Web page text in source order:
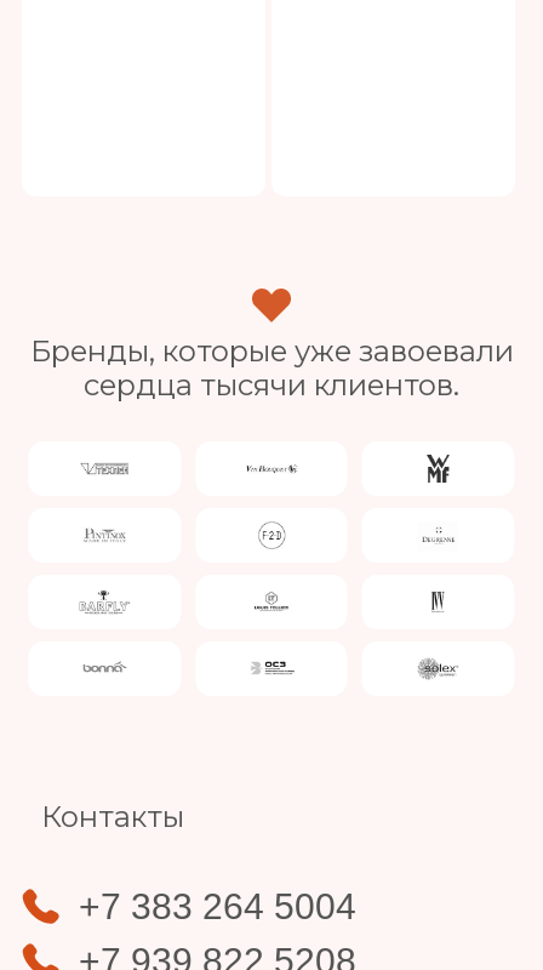
Бренды, которые уже завоевали
сердца тысячи клиентов.
Контакты
+7 383 264 5004
+7 939 822 5208